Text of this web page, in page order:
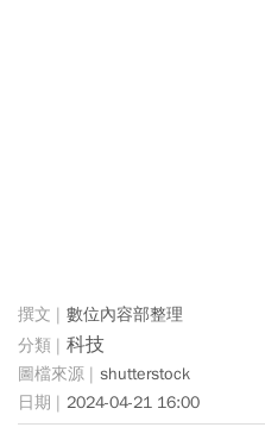
數位內容部整理
科技
shutterstock
2024-04-21 16:00